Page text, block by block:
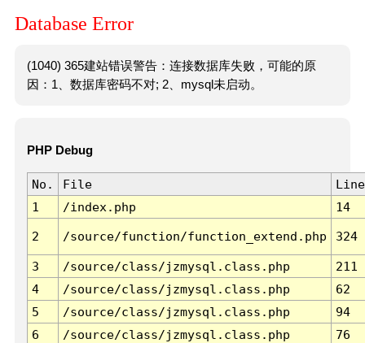
Database Error
(1040) 365建站错误警告：连接数据库失败，可能的原
因：1、数据库密码不对; 2、mysql未启动。
PHP Debug
No. File
Line
1
/index.php 14
2 /source/function/function_extend.php 324
3 /source/class/jzmysql.class.php
211
4
/source/class/jzmysql.class.php
62
5
/source/class/jzmysql.class.php
94
6
/source/class/jzmysql.class.php 76